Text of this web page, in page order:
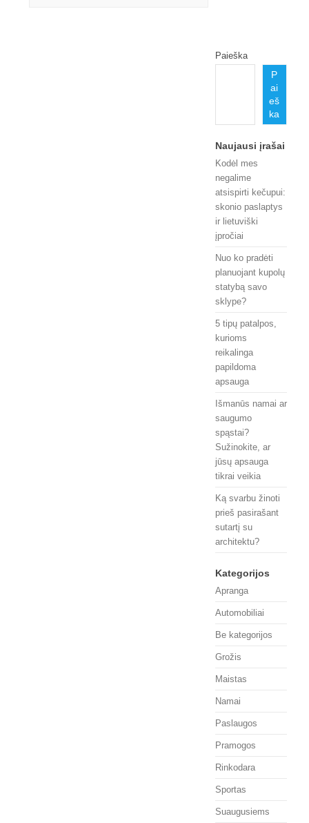
Paieška
P
ai
eš
ka
Naujausi įrašai
Kodėl mes
negalime
atsispirti kečupui:
skonio paslaptys
ir lietuviški
įpročiai
Nuo ko pradėti
planuojant kupolų
statybą savo
sklype?
5 tipų patalpos,
kurioms
reikalinga
papildoma
apsauga
Išmanūs namai ar
saugumo
spąstai?
Sužinokite, ar
jūsų apsauga
tikrai veikia
Ką svarbu žinoti
prieš pasirašant
sutartį su
architektu?
Kategorijos
Apranga
Automobiliai
Be kategorijos
Grožis
Maistas
Namai
Paslaugos
Pramogos
Rinkodara
Sportas
Suaugusiems